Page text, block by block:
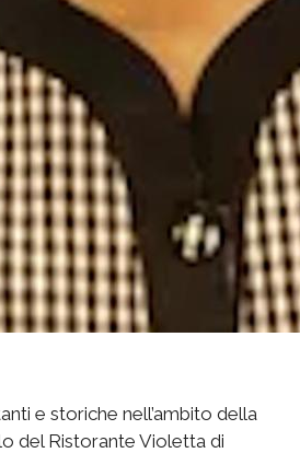
e storiche nell’ambito della
del Ristorante Violetta di